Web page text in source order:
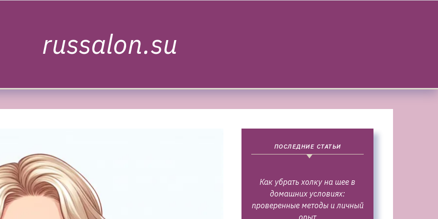
russalon.su
ПОСЛЕДНИЕ СТАТЬИ
Как убрать холку на шее в
домашних условиях:
проверенные методы и личный
опыт